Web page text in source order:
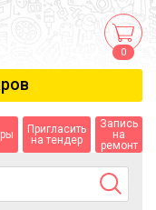
0
Пригласить
на тендер
Запись
на
ремонт